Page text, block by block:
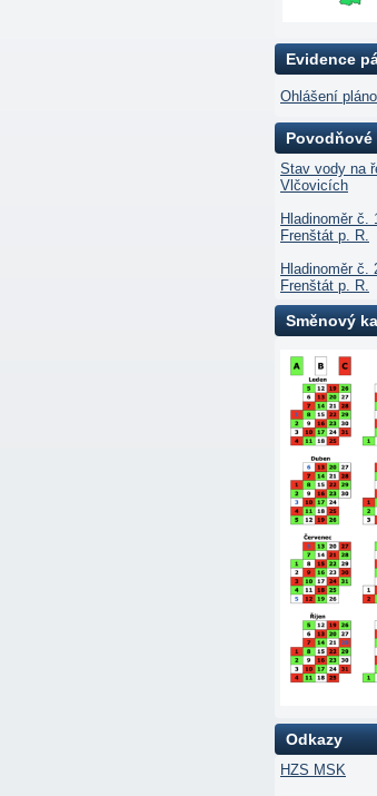
Evidence
Ohlášení
Stav vody na
Vlčovicích
Hladinoměr č.
Frenštát p. R.
Hladinoměr č.
Frenštát p. R.
Směnový
Odkazy
HZS MSK